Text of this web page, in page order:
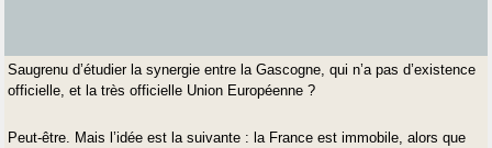
Saugrenu d’étudier la synergie entre la Gascogne, qui n’a pas d’existence
officielle, et la très officielle Union Européenne ?
Peut-être. Mais l’idée est la suivante : la France est immobile, alors que